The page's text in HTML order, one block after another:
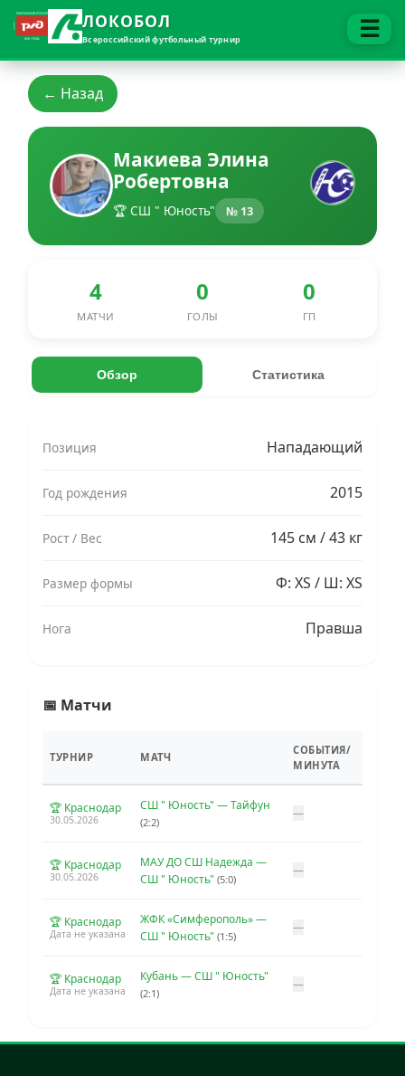
ЛОКОБОЛ
Всероссийский футбольный турнир ☰
← Назад
Макиева Элина
Робертовна
🏆 СШ " Юность" № 13
4
МАТЧИ
0
ГОЛЫ
0
ГП
Обзор Статистика
Позиция Нападающий
Год рождения 2015
Рост / Вес 145 см / 43 кг
Размер формы Ф: XS / Ш: XS
Нога Правша
📅 Матчи
ТУРНИР МАТЧ
СОБЫТИЯ/
МИНУТА
🏆 Краснодар
30.05.2026
СШ " Юность" — Тайфун
(2:2)
—
🏆 Краснодар
30.05.2026
МАУ ДО СШ Надежда —
СШ " Юность" (5:0)
—
🏆 Краснодар
Дата не указана
ЖФК «Симферополь» —
СШ " Юность" (1:5)
—
🏆 Краснодар
Дата не указана
Кубань — СШ " Юность"
(2:1)
—